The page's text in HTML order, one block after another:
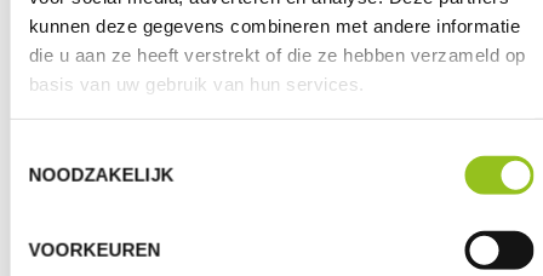
kunnen deze gegevens combineren met andere informatie
die u aan ze heeft verstrekt of die ze hebben verzameld op
basis van uw gebruik van hun services.
NOODZAKELIJK
VOORKEUREN